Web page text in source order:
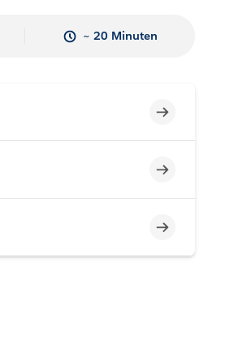
~ 20 Minuten
Unvollständig
Unvollständig
Unvollständig